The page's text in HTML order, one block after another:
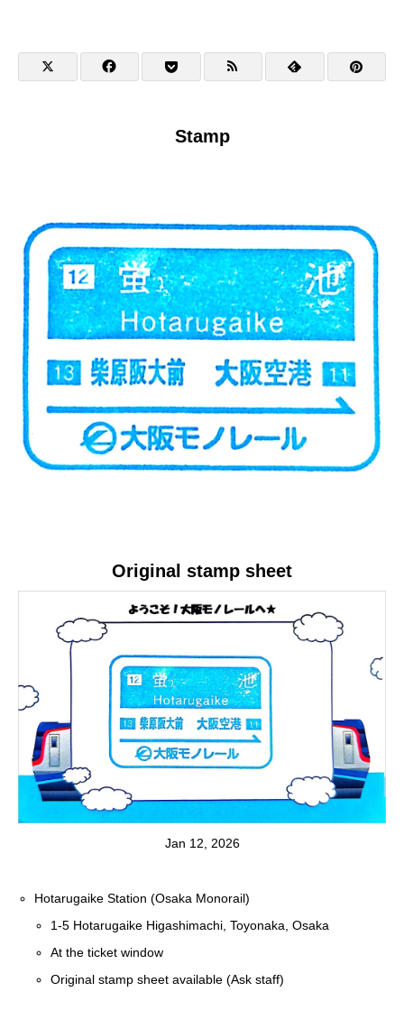
Stamp
Original stamp sheet
Jan 12, 2026
Hotarugaike Station (Osaka Monorail)
1-5 Hotarugaike Higashimachi, Toyonaka, Osaka
At the ticket window
Original stamp sheet available (Ask staff)